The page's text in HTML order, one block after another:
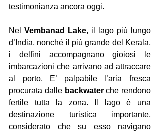
testimonianza ancora oggi.
Nel Vembanad Lake, il lago più lungo
d’India, nonché il più grande del Kerala,
i delfini accompagnano gioiosi le
imbarcazioni che arrivano ad attraccare
al porto. E’ palpabile l’aria fresca
procurata dalle backwater che rendono
fertile tutta la zona. Il lago è una
destinazione turistica importante,
considerato che su esso navigano